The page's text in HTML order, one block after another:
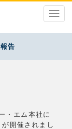
告
・エム本社に
開催されまし